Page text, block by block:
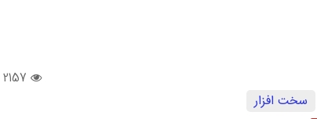
2157
سخت افزار